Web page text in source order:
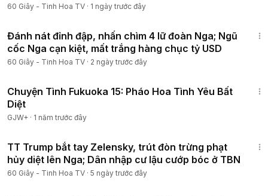
▶️ Fanpage: https://www.fb.com/TinhHoa.Official/
▶️ Youtube: / @60stinhhoatv
▶️ Email:
contact.tinhhoatv@gmail.com
▶️ Wesbite:https://tinhhoa.net/
Trân trọng cảm ơn!
#tintuc24h #tintuc #tincapnhat #shorts #60giay
60 Giây - Tinh Hoa TV · 1 ngày trước đây
Đánh nát đỉnh đập, nhấn chìm 4 lữ đoàn Nga; Ngũ
cốc Nga cạn kiệt, mất trắng hàng chục tỷ USD
60 Giây - Tinh Hoa TV · 2 ngày trước đây
Chuyện Tình Fukuoka 15: Pháo Hoa Tình Yêu Bất
Diệt
GJW+ · 1 năm trước đây
TT Trump bắt tay Zelensky, trút đòn trừng phạt
hủy diệt lên Nga; Dân nhập cư lậu cướp bóc ở TBN
60 Giây - Tinh Hoa TV · 5 ngày trước đây